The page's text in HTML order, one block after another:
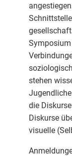
stehen
die
Diskurse
visuelle